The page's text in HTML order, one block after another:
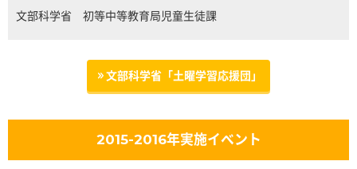
文部科学省 初等中等教育局児童生徒課
文部科学省「土曜学習応援団」
2015-2016年実施イベント